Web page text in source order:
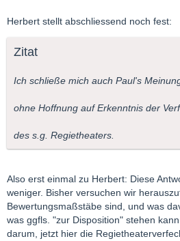
wurde ein derartiges Libretto
Nimm "Das Land des Lächelns". Paßt
in Süd Amerika? Nur weil ein
wichtiges dort, und er versucht uns
Und obwohl mein Beispiel der
versuchen die politischen/
interpretieren .
Oder wenn er es eine derartige
Werk "nur" als Unterhaltung
und Apotheker" von Dittersdorf.
Herbert stellt abschliessend noch fest:
Zitat
Ich schließe mich auch Paul's
ohne Hoffnung auf Erkenntnis der
des s.g. Regietheaters.
Also erst einmal zu Herbert: Diese
weniger. Bisher versuchen wir
Bewertungsmaßstäbe sind, und was
was ggfls. "zur Disposition" stehen
darum, jetzt hier die